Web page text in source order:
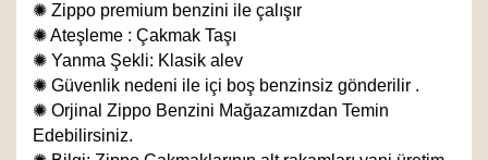
✺ Zippo premium benzini ile çalışır
✺Ateşleme : Çakmak Taşı
✺ Yanma Şekli: Klasik alev
✺ Güvenlik nedeni ile içi boş benzinsiz gönderilir .
✺ Orjinal Zippo Benzini Mağazamızdan Temin
Edebilirsiniz.